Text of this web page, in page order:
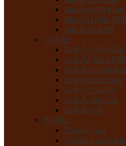
Bàn Ăn Mặt Kính
Bàn Ăn Nhập
Bàn Ăn Giá Rẻ
Ghế ăn
Ghế Ăn Hiện Đại
Ghế Ăn Tân Cổ
Ghế Ăn Nhập
Ghế Ăn Cao Cấp
Ghế Ăn Giá Rẻ
Ghế Ăn Bọc Da
Ghế Ăn Gỗ
Tủ Bếp
Tủ Bếp Inox
Tủ Bếp Inox